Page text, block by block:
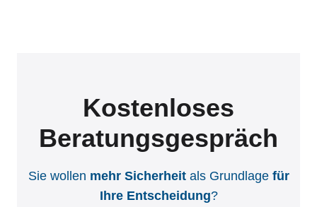
Kostenloses
Beratungsgespräch
Sie wollen mehr Sicherheitals Grundlage für
Ihre Entscheidung?